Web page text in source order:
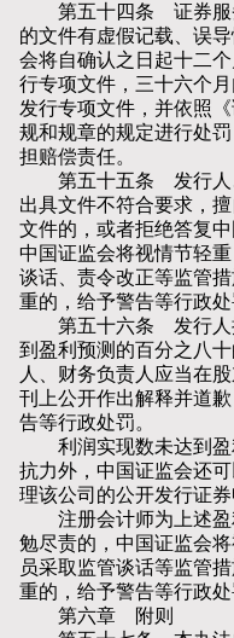
第五十四条 证券服务
的文件有虚假记载、误
会将自确认之日起十二
行专项文件，三十六个
发行专项文件，并依照
规和规章的规定进行处
担赔偿责任。
第五十五条 发行人、
出具文件不符合要求，
文件的，或者拒绝答复
中国证监会将视情节轻
谈话、责令改正等监管
重的，给予警告等行政处
第五十六条 发行人披
到盈利预测的百分之八
人、财务负责人应当在
刊上公开作出解释并道
告等行政处罚。
利润实现数未达到盈
抗力外，中国证监会还
理该公司的公开发行证券
注册会计师为上述盈
勉尽责的，中国证监会
员采取监管谈话等监管
重的，给予警告等行政处
第六章 附则